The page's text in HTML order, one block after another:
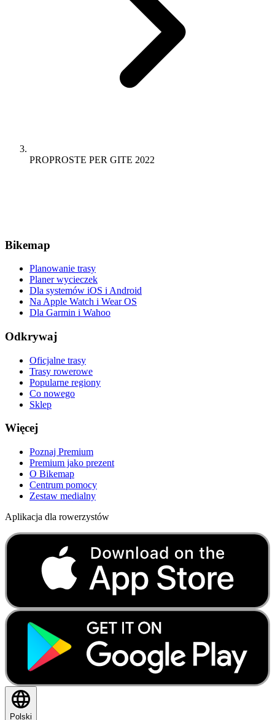
PROPROSTE PER GITE 2022
Bikemap
Planowanie trasy
Planer wycieczek
Dla systemów iOS i Android
Na Apple Watch i Wear OS
Dla Garmin i Wahoo
Odkrywaj
Oficjalne trasy
Trasy rowerowe
Popularne regiony
Co nowego
Sklep
Więcej
Poznaj Premium
Premium jako prezent
O Bikemap
Centrum pomocy
Zestaw medialny
Aplikacja dla rowerzystów
Polski